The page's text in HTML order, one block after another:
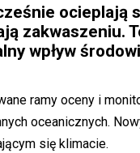
ocieplają
zakwaszeniu.
wpływ
ramy oceny i
oceanicznych.
się klimacie.